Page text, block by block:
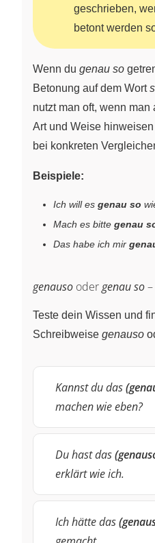
geschrieben,
betont werden
Wenn du genau so
Betonung auf dem Wort
nutzt man oft, wenn
Art und Weise
bei konkreten
Beispiele:
Ich will es genau so
Mach es bitte genau
Das habe ich mir
genauso odergenau so
Teste dein Wissen und
Schreibweise genauso
Kannst du das
machen wie eben?
Du hast das
erklärt wie ich.
Ich hätte das